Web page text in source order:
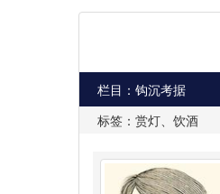
栏目：钩沉考据
标签：赏灯、饮酒